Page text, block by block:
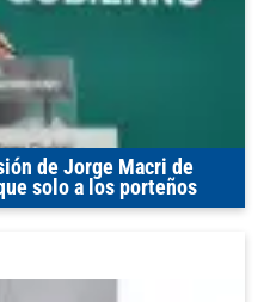
de Jorge Macri de
solo a los porteños